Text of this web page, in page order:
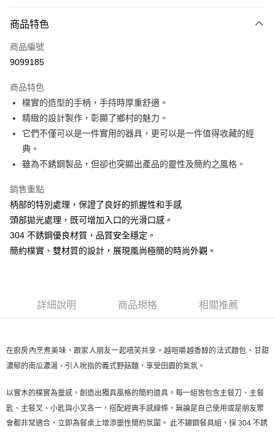
信用卡一次付款
超商取貨付款
街口支付
悠遊付
AFTEE先享後付
相關說明
AFTEE先享後付是「在收到商品之後才付款」的支付方式。 讓您購物簡單
便利好安心！
１．簡單：不需註冊會員、不需綁卡、不需儲值。
２．便利：只要手機號碼，簡訊認證，即可結帳。
３．安心：先確認商品／服務後，再付款。
【「AFTEE先享後付」結帳流程】
ATM／網路銀行／等多元方式進行付款，方視為交易完成。
※ 交易是否成功請以「AFTEE先享後付 」之結帳頁面顯示為準，若有關於
是否繳費成功／繳費後需取消欲退款等相關疑問，請聯繫「AFTEE先享後付
【注意事項】
１．透過由恩沛科技股份有限公司提供之「AFTEE先享後付」服務完成之交
易，需依本服務之必要範圍內提供個人資料，並將交易相關給付款項請求債
權轉讓予恩沛科技股份有限公司。
ATM付款
全家取貨付款
每筆NT$60，滿NT$1,500(含以上)免運費
順豐速運 查看運費
商品特色
商品編號
9099185
商品特色
樸實的造型的手柄，手持時厚重舒適。
精緻的設計製作，彰顯了鄉村的魅力。
它們不僅可以是一件實用的器具，更可以是一件值得收藏的經
典。
雖為不銹鋼製品，但卻也突顯出產品的靈性及簡約之風格。
銷售重點
柄部的特別處理，保證了良好的抓握性和手感
頭部拋光處理，既可增加入口的光滑口感。
304 不銹鋼優良材質，品質安全穩定。
簡約樸實、雙材質的設計，展現風尚極簡的時尚外觀。
詳細說明 商品規格 相關推薦
在廚房內烹煮美味、跟家人朋友一起嘻笑共享。越咀嚼越香醇的法式麵包、甘甜
濃郁的南瓜濃湯、引人吮指的義式野菇麵，享受田園的氣氛。
以實木的樸實為靈感，創造出獨具風格的簡約道具。每一組皆包含主餐刀、主餐
匙、主餐叉、小匙與小叉各一，搭配經典手感線條，無論是自己使用或是朋友聚
會都非常適合，立即為餐桌上增添靈性簡約氛圍。 此不鏽鋼餐具組，採 304 不銹